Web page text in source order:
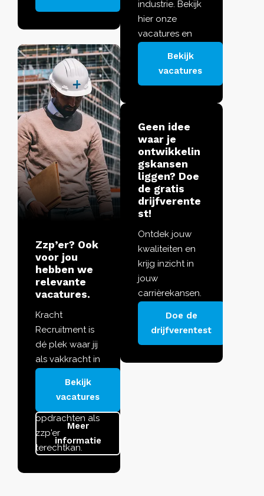
industrie. Bekijk
hier onze
vacatures en
ontdek de rol
Bekijk
vacatures
Zzp’er? Ook
voor jou
hebben we
relevante
vacatures.
Kracht
Recruitment is
dé plek waar jij
als vakkracht in
de bouw of
techniek voor
de juiste
opdrachten als
zzp'er
terechtkan.
Bekijk
vacatures
Meer
informatie
Geen idee
waar je
ontwikkelin
gskansen
liggen? Doe
de gratis
drijfverente
st!
Ontdek jouw
kwaliteiten en
krijg inzicht in
jouw
carrièrekansen.
Zet gerichte
succes!
Doe de
drijfverentest